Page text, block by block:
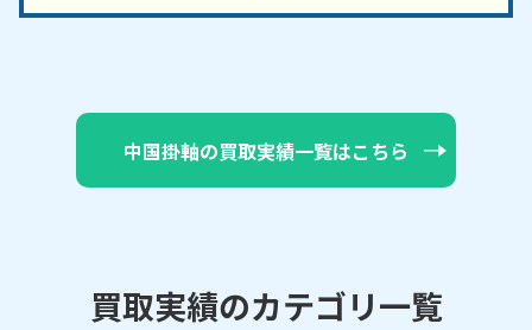
中国掛軸の買取実績一覧はこちら
買取実績のカテゴリ一覧